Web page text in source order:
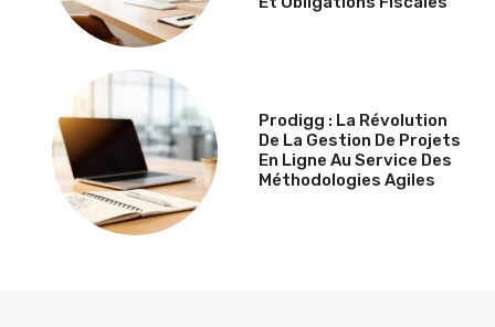
Prodigg : La Révolution
De La Gestion De Projets
En Ligne Au Service Des
Méthodologies Agiles